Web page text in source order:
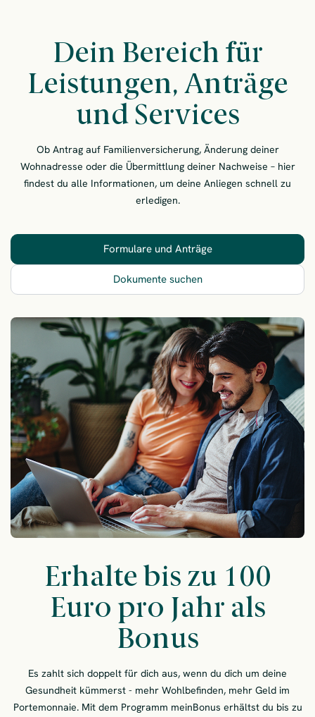
Dein Bereich für
Leistungen, Anträge
und Services
Ob Antrag auf Familienversicherung, Änderung deiner
Wohnadresse oder die Übermittlung deiner Nachweise – hier
findest du alle Informationen, um deine Anliegen schnell zu
erledigen.
Formulare und Anträge– Dein Bereich für
Dokumente suchen– Dein Bereich für
Erhalte bis zu 100
Euro pro Jahr als
Bonus
Es zahlt sich doppelt für dich aus, wenn du dich um deine
Gesundheit kümmerst - mehr Wohlbefinden, mehr Geld im
Portemonnaie. Mit dem Programm meinBonus erhältst du bis zu